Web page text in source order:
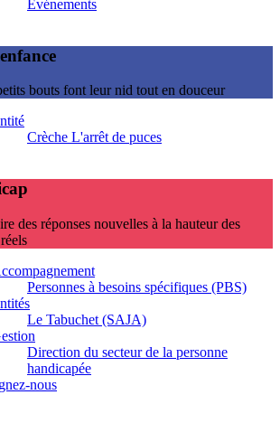
Evénements
bouts font leur nid tout en douceur
Crèche L'arrêt de puces
des réponses nouvelles à la hauteur des
Personnes à besoins spécifiques (PBS)
Le Tabuchet (SAJA)
Direction du secteur de la personne
handicapée
nous